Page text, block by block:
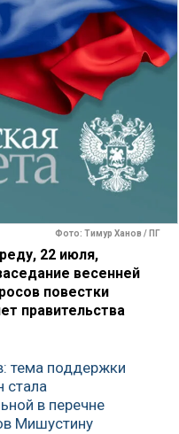
Фото: Тимур Ханов / ПГ
22 июля,
весенней
повестки
правительства
тема поддержки
стала
в перечне
Мишустину